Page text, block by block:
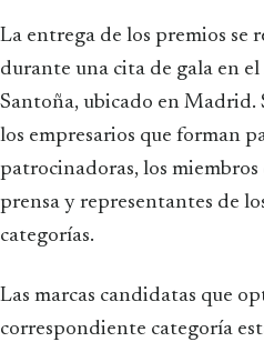
La entrega de los premios se
durante una cita de gala en el
Santoña, ubicado en Madrid.
los empresarios que forman
patrocinadoras, los
prensa y representantes de
categorías.
Las marcas candidatas que
correspondiente categoría